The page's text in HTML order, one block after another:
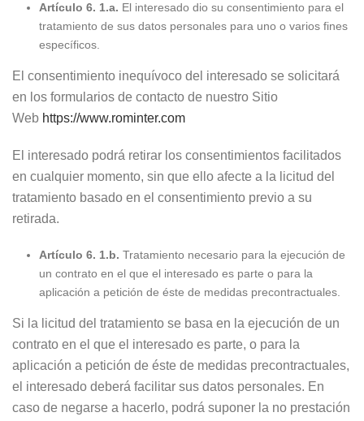
Artículo 6. 1.a. El interesado dio su consentimiento para el
tratamiento de sus datos personales para uno o varios fines
específicos.
El consentimiento inequívoco del interesado se solicitará
en los formularios de contacto de nuestro Sitio
Web https://www.rominter.com
El interesado podrá retirar los consentimientos facilitados
en cualquier momento, sin que ello afecte a la licitud del
tratamiento basado en el consentimiento previo a su
retirada.
Artículo 6. 1.b. Tratamiento necesario para la ejecución de
un contrato en el que el interesado es parte o para la
aplicación a petición de éste de medidas precontractuales.
Si la licitud del tratamiento se basa en la ejecución de un
contrato en el que el interesado es parte, o para la
aplicación a petición de éste de medidas precontractuales,
el interesado deberá facilitar sus datos personales. En
caso de negarse a hacerlo, podrá suponer la no prestación